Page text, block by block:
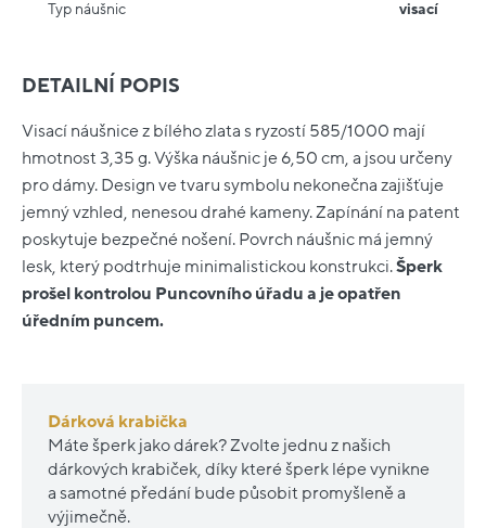
DETAILNÍ POPIS
Visací náušnice z bílého zlata s ryzostí 585/1000 mají
hmotnost 3,35 g. Výška náušnic je 6,50 cm, a jsou určeny
pro dámy. Design ve tvaru symbolu nekonečna zajišťuje
jemný vzhled, nenesou drahé kameny. Zapínání na patent
poskytuje bezpečné nošení. Povrch náušnic má jemný
lesk, který podtrhuje minimalistickou konstrukci.Šperk
prošel kontrolou Puncovního úřadu a je opatřen
úředním puncem.
Dárková krabička
Máte šperk jako dárek? Zvolte jednu z našich
dárkových krabiček, díky které šperk lépe vynikne
a samotné předání bude působit promyšleně a
výjimečně.
Typ náušnic visací